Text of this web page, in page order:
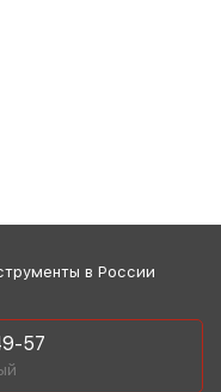
в России
57